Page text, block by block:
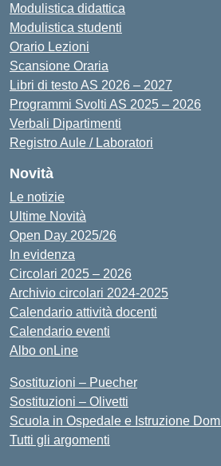
Modulistica didattica
Modulistica studenti
Orario Lezioni
Scansione Oraria
Libri di testo AS 2026 – 2027
Programmi Svolti AS 2025 – 2026
Verbali Dipartimenti
Registro Aule / Laboratori
Novità
Le notizie
Ultime Novità
Open Day 2025/26
In evidenza
Circolari 2025 – 2026
Archivio circolari 2024-2025
Calendario attività docenti
Calendario eventi
Albo onLine
Sostituzioni – Puecher
Sostituzioni – Olivetti
Scuola in Ospedale e Istruzione
Tutti gli argomenti